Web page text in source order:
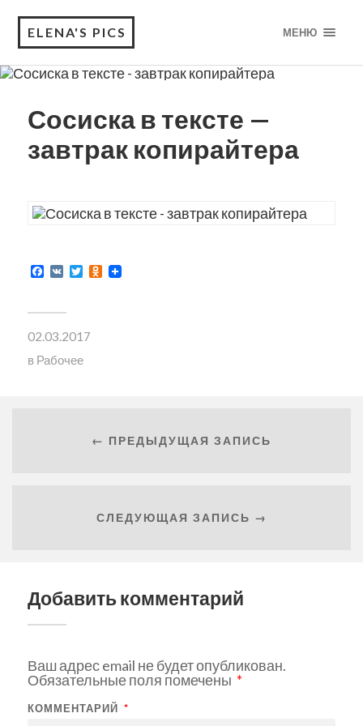
ELENA'S PICS МЕНЮ
Сосиска в тексте —
завтрак копирайтера
Facebook
VKTwitterOdnoklassniki
02.03.2017
в Рабочее
← ПРЕДЫДУЩАЯ ЗАПИСЬ
СЛЕДУЮЩАЯ ЗАПИСЬ →
Добавить комментарий
Ваш адрес email не будет опубликован.
Обязательные поля помечены *
КОММЕНТАРИЙ *